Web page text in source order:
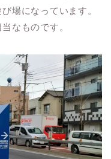
場になっています。
なものです。